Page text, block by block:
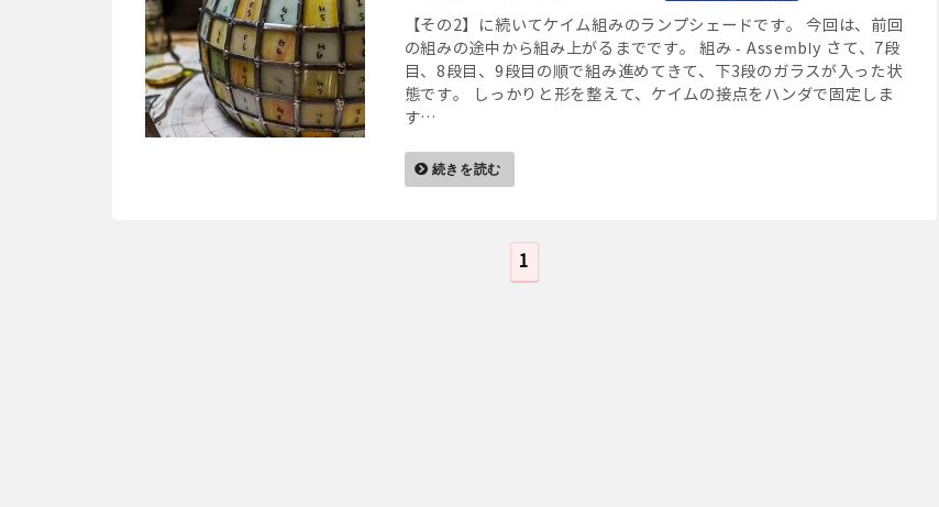
【その2】に続いてケイム組みのランプシェードです。 今回は、前回
の組みの途中から組み上がるまでです。 組み - Assembly さて、7段
目、8段目、9段目の順で組み進めてきて、下3段のガラスが入った状
態です。 しっかりと形を整えて、ケイムの接点をハンダで固定しま
す…
続きを読む
1